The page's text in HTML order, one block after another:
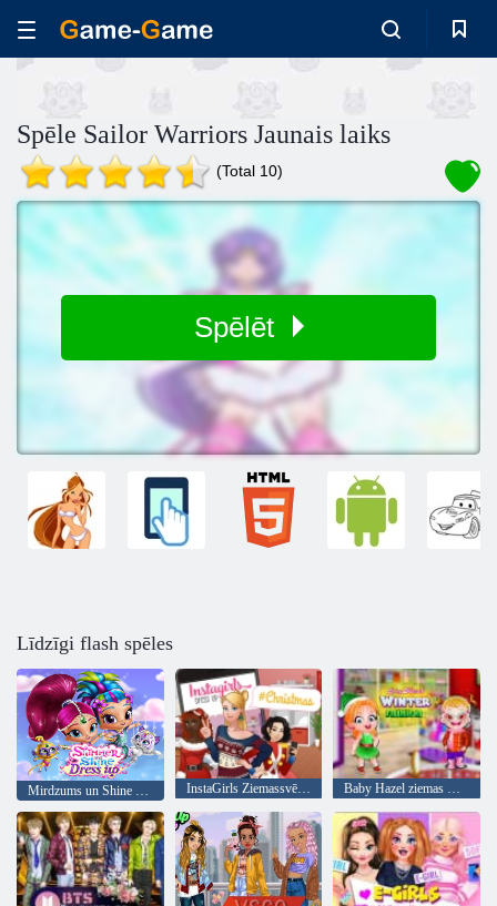
Spēle Sailor Warriors Jaunais laiks
(Total 10)
Spēlēt
Līdzīgi flash spēles
Mirdzums un Shine saģērbt InstaGirls Ziemassvētku saģērbt Baby Hazel ziemas mode